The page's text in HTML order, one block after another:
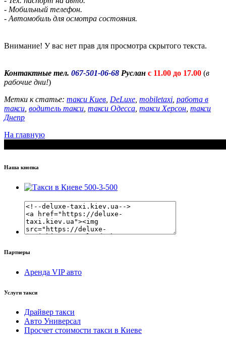
- Мобильный телефон.
- Автомобиль для осмотра состояния.
Внимание! У вас нет прав для просмотра скрытого текста.
Контактные тел. 067-501-06-68 Руслан с 11.00 до 17.00 (в
рабочие дни!)
Метки к статье: такси Киев DeLuxe mobiletaxi работа в
такси водитель такси такси Одесса такси Херсон такси
Днепр
На главную
Наша кнопка
Партнеры
Аренда VIP авто
Услуги такси
Драйвер такси
Авто Универсал
Просчет стоимости такси в Киеве